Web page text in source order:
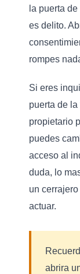
la puerta
es delito.
rompes
Si eres
puerta de
propietario
puedes
acceso al
duda, lo
un
actuar.
abrira